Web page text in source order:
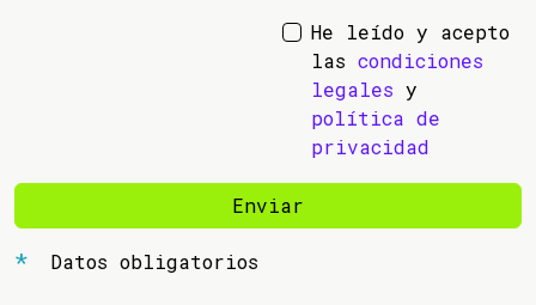
He leído y acepto
las condiciones
legales y
política de
privacidad
Enviar
Datos obligatorios